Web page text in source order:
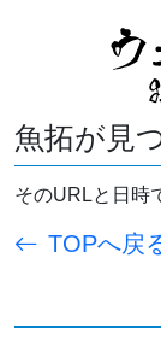
魚拓が見
そのURLと日時
TOPへ戻